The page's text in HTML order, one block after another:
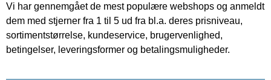
Vi har gennemgået de mest populære webshops og anmeldt
dem med stjerner fra 1 til 5 ud fra bl.a. deres prisniveau,
sortimentstørrelse, kundeservice, brugervenlighed,
betingelser, leveringsformer og betalingsmuligheder.